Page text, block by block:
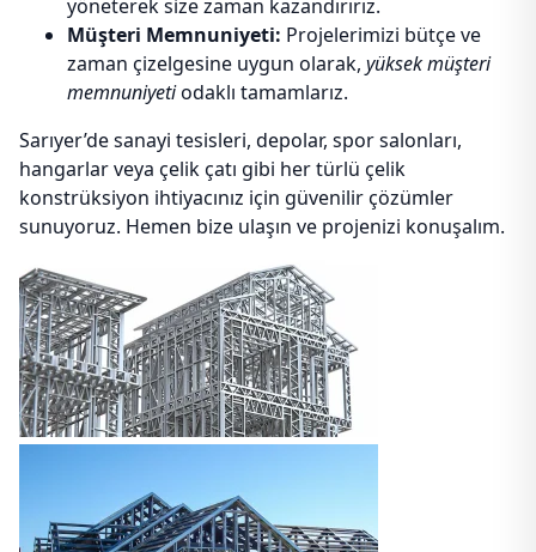
yöneterek size zaman kazandırırız.
Müşteri Memnuniyeti: Projelerimizi bütçe ve
zaman çizelgesine uygun olarak, yüksek müşteri
memnuniyetiodaklı tamamlarız.
Sarıyer’de sanayi tesisleri, depolar, spor salonları,
hangarlar veya çelik çatı gibi her türlü çelik
konstrüksiyon ihtiyacınız için güvenilir çözümler
sunuyoruz. Hemen bize ulaşın ve projenizi konuşalım.